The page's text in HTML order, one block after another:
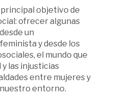
objetivo de
ofrecer algunas
un
y desde los
el mundo que
y las injusticias
entre mujeres y
entorno.